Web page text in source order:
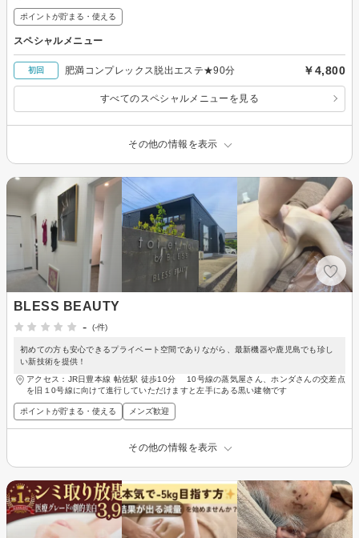
ポイントが貯まる・使える
スペシャルメニュー
初回 肥満コンプレックス脱出エステ★90分 ￥4,800
すべてのスペシャルメニューを見る
その他の情報を表示
BLESS BEAUTY
-
(-件)
初めての方も安心できるプライベート空間でありながら、最新機器や鹿児島でも珍し
い新技術を提供！
アクセス：JR日豊本線 帖佐駅 徒歩10分 10号線の蒸気屋さん、ホンダさんの交差点
を旧１0号線に向けて進行していただけますと左手にある黒い建物です
ポイントが貯まる・使える メンズ歓迎
その他の情報を表示